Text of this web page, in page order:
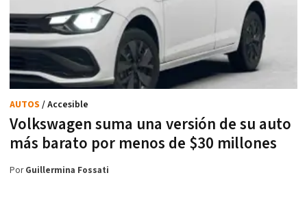
Volkswagen suma una versión de su auto
más barato por menos de $30 millones
AUTOS / Accesible
PorGuillermina Fossati